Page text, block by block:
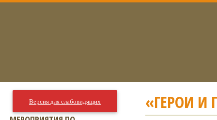
«ГЕРОИ И
Версия для слабовидящих